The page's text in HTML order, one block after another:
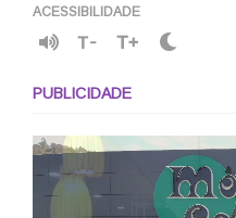
ACESSIBILIDADE
T- T+
PUBLICIDADE